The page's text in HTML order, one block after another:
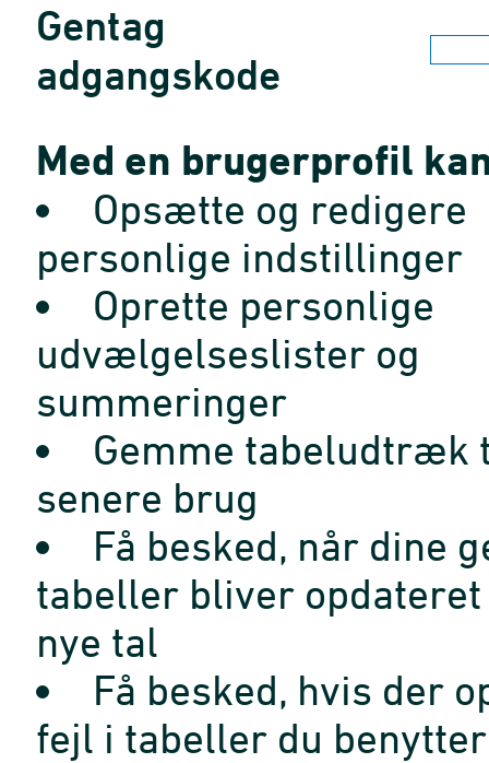
Gentag
adgangskode
Med en brugerprofil
Opsætte og redigere
personlige indstillinger
Oprette personlige
udvælgelseslister og
summeringer
Gemme tabeludtræk
senere brug
Få besked, når dine
tabeller bliver opdateret
nye tal
Få besked, hvis der
fejl i tabeller du benytter